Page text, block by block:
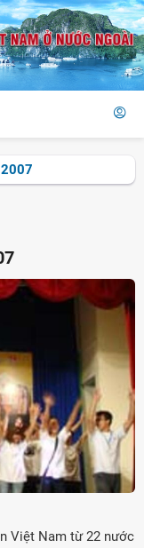
Việt Nam từ 22 nước